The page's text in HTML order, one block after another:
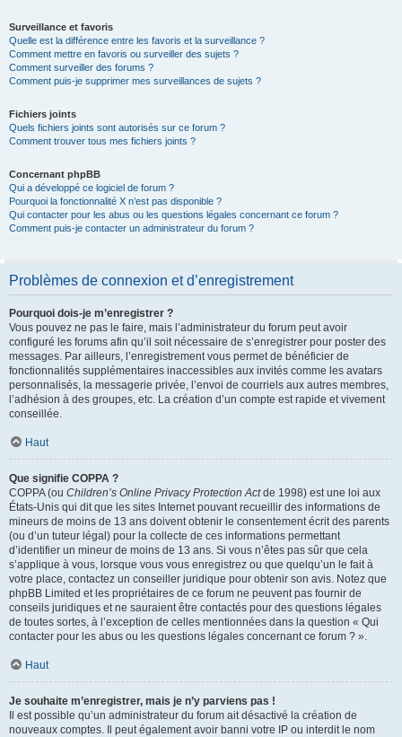
Surveillance et favoris
Quelle est la différence entre les favoris et la surveillance ?
Comment mettre en favoris ou surveiller des sujets ?
Comment surveiller des forums ?
Comment puis-je supprimer mes surveillances de sujets ?
Fichiers joints
Quels fichiers joints sont autorisés sur ce forum ?
Comment trouver tous mes fichiers joints ?
Concernant phpBB
Qui a développé ce logiciel de forum ?
Pourquoi la fonctionnalité X n’est pas disponible ?
Qui contacter pour les abus ou les questions légales concernant ce forum ?
Comment puis-je contacter un administrateur du forum ?
Problèmes de connexion et d’enregistrement
Pourquoi dois-je m’enregistrer ?
Vous pouvez ne pas le faire, mais l’administrateur du forum peut avoir
configuré les forums afin qu’il soit nécessaire de s’enregistrer pour poster des
messages. Par ailleurs, l’enregistrement vous permet de bénéficier de
fonctionnalités supplémentaires inaccessibles aux invités comme les avatars
personnalisés, la messagerie privée, l’envoi de courriels aux autres membres,
l’adhésion à des groupes, etc. La création d’un compte est rapide et vivement
conseillée.
Haut
Que signifie COPPA ?
COPPA (ou Children’s Online Privacy Protection Actde 1998) est une loi aux
États-Unis qui dit que les sites Internet pouvant recueillir des informations de
mineurs de moins de 13 ans doivent obtenir le consentement écrit des parents
(ou d’un tuteur légal) pour la collecte de ces informations permettant
d’identifier un mineur de moins de 13 ans. Si vous n’êtes pas sûr que cela
s’applique à vous, lorsque vous vous enregistrez ou que quelqu’un le fait à
votre place, contactez un conseiller juridique pour obtenir son avis. Notez que
phpBB Limited et les propriétaires de ce forum ne peuvent pas fournir de
conseils juridiques et ne sauraient être contactés pour des questions légales
de toutes sortes, à l’exception de celles mentionnées dans la question « Qui
contacter pour les abus ou les questions légales concernant ce forum ? ».
Haut
Je souhaite m’enregistrer, mais je n’y parviens pas !
Il est possible qu’un administrateur du forum ait désactivé la création de
nouveaux comptes. Il peut également avoir banni votre IP ou interdit le nom